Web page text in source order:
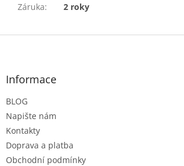
Záruka: 2 roky
Z
Informace
BLOG
Napište nám
Kontakty
Doprava a platba
Obchodní podmínky